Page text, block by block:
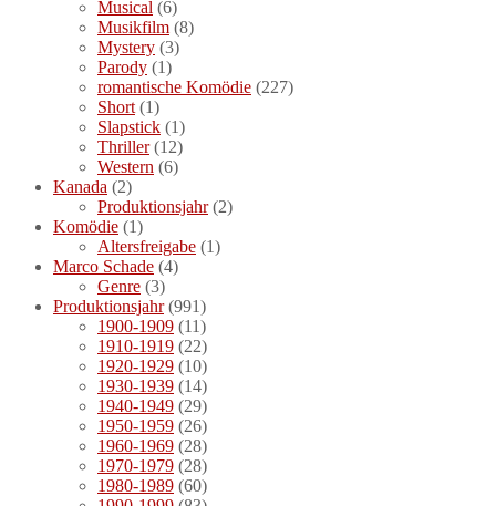
Musical (6)
Musikfilm (8)
Mystery (3)
Parody (1)
romantische Komödie (227)
Short (1)
Slapstick (1)
Thriller(12)
Western (6)
Kanada (2)
Produktionsjahr(2)
Komödie (1)
Altersfreigabe (1)
Marco Schade (4)
Genre (3)
Produktionsjahr(991)
1900-1909 (11)
1910-1919 (22)
1920-1929 (10)
1930-1939 (14)
1940-1949 (29)
1950-1959 (26)
1960-1969 (28)
1970-1979 (28)
1980-1989 (60)